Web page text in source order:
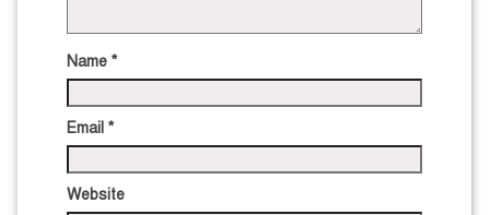
Name *
Email *
Website